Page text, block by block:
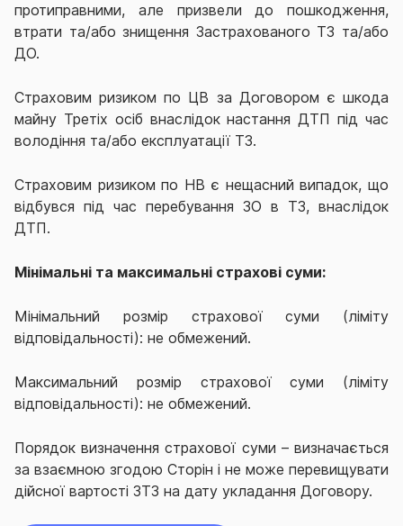
протиправними, але призвели до пошкодження,
втрати та/або знищення Застрахованого ТЗ та/або
ДО.
Страховим ризиком по ЦВ за Договором є шкода
майну Третіх осіб внаслідок настання ДТП під час
володіння та/або експлуатації ТЗ.
Страховим ризиком по НВ є нещасний випадок, що
відбувся під час перебування ЗО в ТЗ, внаслідок
ДТП.
Мінімальні та максимальні страхові суми:
Мінімальний розмір страхової суми (ліміту
відповідальності): не обмежений.
Максимальний розмір страхової суми (ліміту
відповідальності): не обмежений.
Порядок визначення страхової суми – визначається
за взаємною згодою Сторін і не може перевищувати
дійсної вартості ЗТЗ на дату укладання Договору.